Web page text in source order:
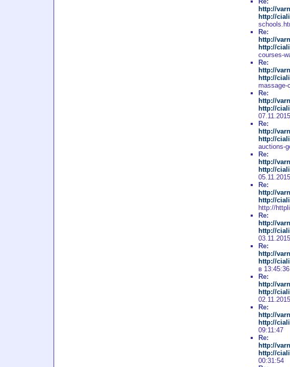
http://
http://
Re:
http://
http://
courses-
Re:
http://
http://
massage-
Re:
http://
http://
Re:
http://
http://
auctions-
Re:
http://
http://
Re:
http://
http://
http://
Re:
http://
http://
Re:
http://
http://
в 13:45:36
Re:
http://
http://
Re:
http://
http://
09:11:47
Re:
http://
http://
00:31:54